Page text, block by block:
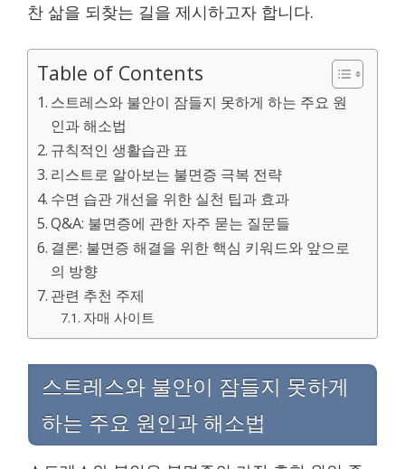
찬 삶을 되찾는 길을 제시하고자 합니다.
Table of Contents
스트레스와 불안이 잠들지 못하게 하는 주요 원
인과 해소법
규칙적인 생활습관 표
리스트로 알아보는 불면증 극복 전략
수면 습관 개선을 위한 실천 팁과 효과
Q&A: 불면증에 관한 자주 묻는 질문들
결론: 불면증 해결을 위한 핵심 키워드와 앞으로
의 방향
관련 추천 주제
자매 사이트
스트레스와 불안이 잠들지 못하게
하는 주요 원인과 해소법